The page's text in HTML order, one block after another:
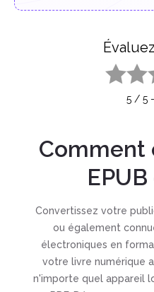
5/ 5-
Comment
Convertissez votre
ou également
électroniques en
votre livre numérique
n'importe quel appareil